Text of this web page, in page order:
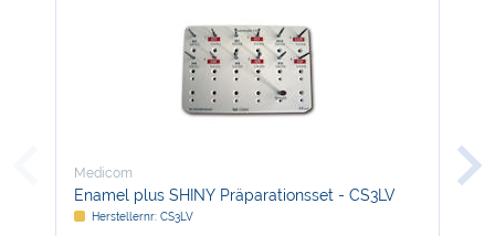
Medicom
Enamel plus SHINY Präparationsset - CS3LV
Herstellernr: CS3LV